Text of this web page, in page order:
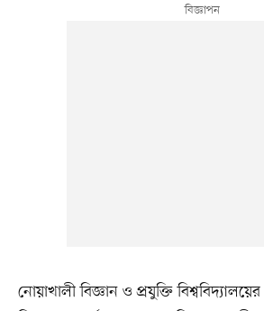
নোয়াখালী বিজ্ঞান ও প্রযুক্তি